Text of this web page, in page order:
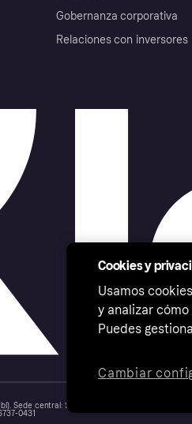
Gobernanza corporativa
Relaciones con inversores
Sede central: Stockholm, Sweden. Todos los
0431
Cookies y
Usamos
y analizar
Puedes
Cambiar